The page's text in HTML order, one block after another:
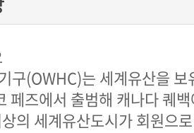
구(OWHC)는 세계유산을
페즈에서 출범해 캐나다 퀘
의 세계유산도시가 회원으